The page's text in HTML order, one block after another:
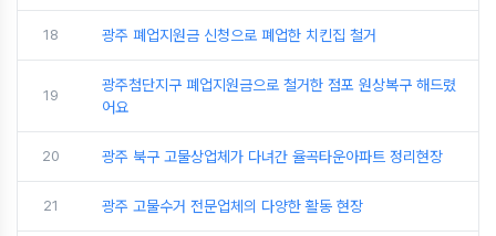
18 광주 폐업지원금 신청으로 폐업한 치킨집 철거
19
광주첨단지구 폐업지원금으로 철거한 점포 원상복구 해드렸
어요
20 광주 북구 고물상업체가 다녀간 율곡타운아파트 정리현장
21 광주 고물수거 전문업체의 다양한 활동 현장